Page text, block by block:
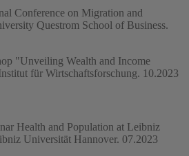
Conference on Migration and
Questrom School of Business.
"Unveiling Wealth and Income
für Wirtschaftsforschung. 10.2023
Health and Population at Leibniz
Universität Hannover. 07.2023